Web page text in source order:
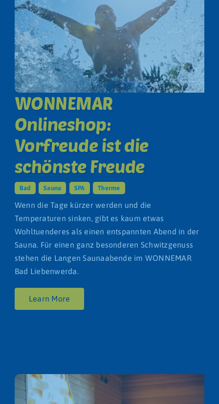
WONNEMAR
Onlineshop:
Vorfreude ist die
schönste Freude
Bad Sauna SPA Therme
Wenn die Tage kürzer werden und die
Temperaturen sinken, gibt es kaum etwas
Wohltuenderes als einen entspannten Abend in der
Sauna. Für einen ganz besonderen Schwitzgenuss
stehen die Langen Saunaabende im WONNEMAR
Bad Liebenwerda.
Learn More